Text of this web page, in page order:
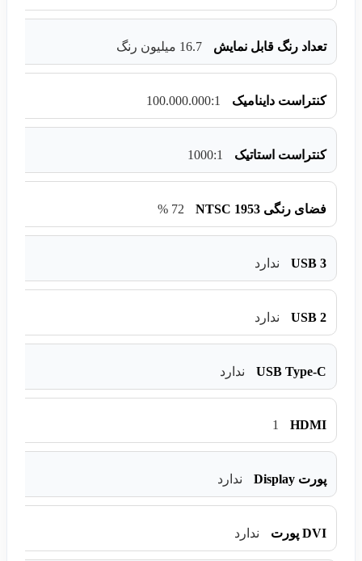
تعداد رنگ قابل نمایش 16.7 میلیون رنگ
کنتراست داینامیک 100.000.000:1
کنتراست استاتیک 1000:1
فضای رنگی NTSC 1953 72 %
USB 3 ندارد
USB 2 ندارد
USB Type-C ندارد
HDMI
1
پورت Display ندارد
DVI پورت ندارد